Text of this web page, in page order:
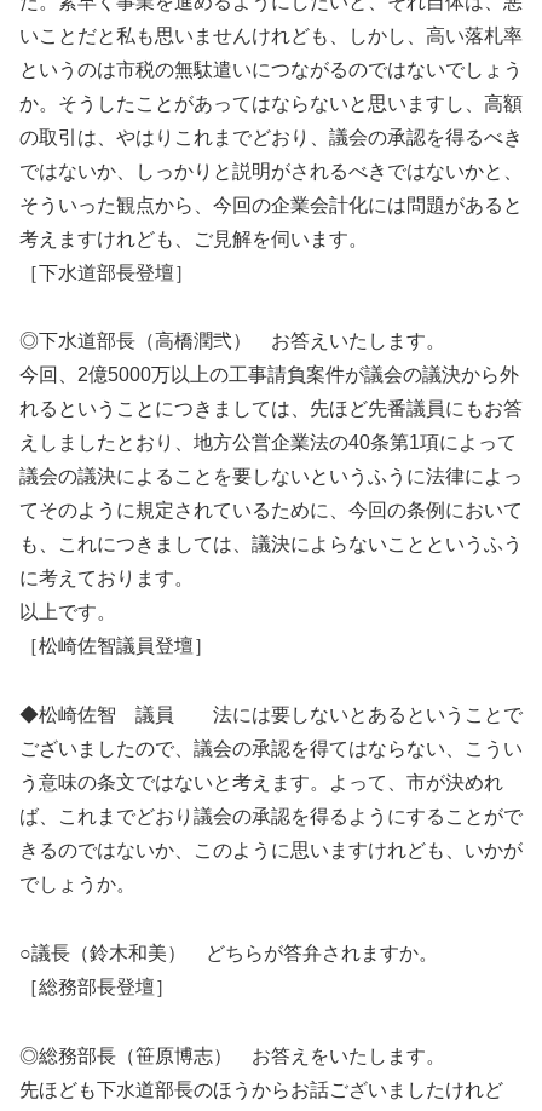
いことだと私も思いませんけれども、しかし、高い落札率
というのは市税の無駄遣いにつながるのではないでしょう
か。そうしたことがあってはならないと思いますし、高額
の取引は、やはりこれまでどおり、議会の承認を得るべき
ではないか、しっかりと説明がされるべきではないかと、
そういった観点から、今回の企業会計化には問題があると
考えますけれども、ご見解を伺います。
［下水道部長登壇］
◎下水道部長（高橋潤弐） お答えいたします。
今回、2億5000万以上の工事請負案件が議会の議決から外
れるということにつきましては、先ほど先番議員にもお答
えしましたとおり、地方公営企業法の40条第1項によって
議会の議決によることを要しないというふうに法律によっ
てそのように規定されているために、今回の条例において
も、これにつきましては、議決によらないことというふう
に考えております。
以上です。
［松崎佐智議員登壇］
◆松崎佐智 議員 法には要しないとあるということで
ございましたので、議会の承認を得てはならない、こうい
う意味の条文ではないと考えます。よって、市が決めれ
ば、これまでどおり議会の承認を得るようにすることがで
きるのではないか、このように思いますけれども、いかが
でしょうか。
○議長（鈴木和美） どちらが答弁されますか。
［総務部長登壇］
◎総務部長（笹原博志） お答えをいたします。
先ほども下水道部長のほうからお話ございましたけれど